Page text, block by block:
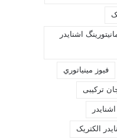
اشنایدر
فيوز مينياتوري
ترکیبی
الکتریک